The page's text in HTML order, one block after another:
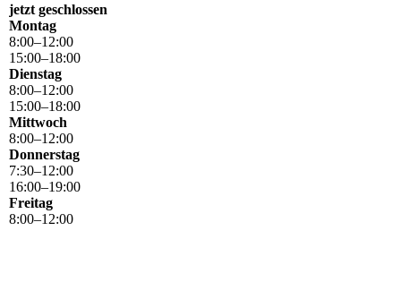
jetzt geschlossen
Montag
8:00–12:00
15:00–18:00
Dienstag
8:00–12:00
15:00–18:00
Mittwoch
8:00–12:00
Donnerstag
7:30–12:00
16:00–19:00
Freitag
8:00–12:00